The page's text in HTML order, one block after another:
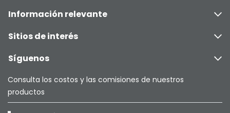
Información relevante
Sitios de interés
Síguenos
Consulta los costos y las comisiones de nuestros
productos